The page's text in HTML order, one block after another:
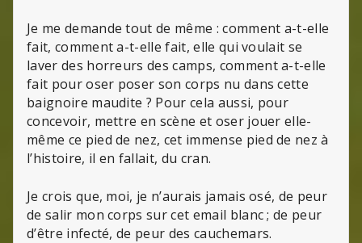
Je me demande tout de même : comment a-t-elle
fait, comment a-t-elle fait, elle qui voulait se
laver des horreurs des camps, comment a-t-elle
fait pour oser poser son corps nu dans cette
baignoire maudite ? Pour cela aussi, pour
concevoir, mettre en scène et oser jouer elle-
même ce pied de nez, cet immense pied de nez à
l’histoire, il en fallait, du cran.
Je crois que, moi, je n’aurais jamais osé, de peur
de salir mon corps sur cet email blanc ; de peur
d’être infecté, de peur des cauchemars.